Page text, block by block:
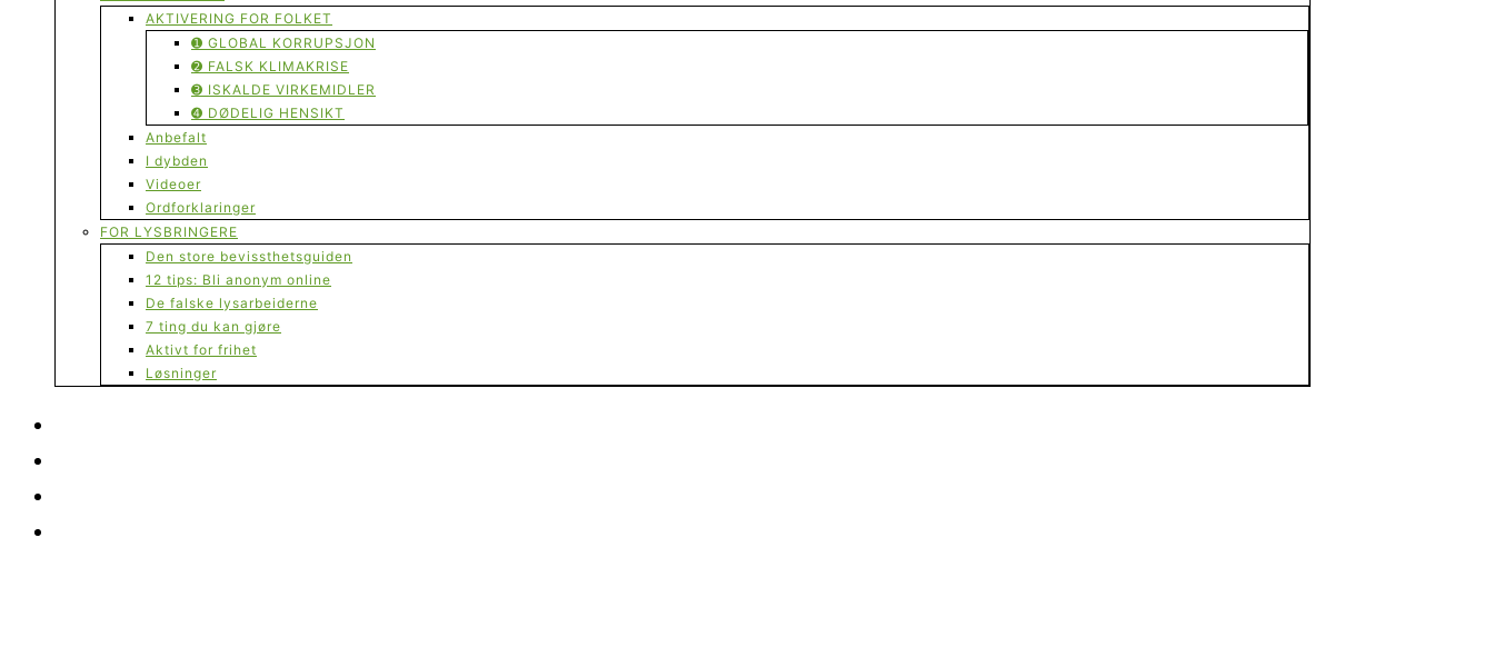
AKTIVERING FOR FOLKET
➊ GLOBAL KORRUPSJON
➋ FALSK KLIMAKRISE
➌ ISKALDE VIRKEMIDLER
➍ DØDELIG HENSIKT
Anbefalt
I dybden
Videoer
Ordforklaringer
FOR LYSBRINGERE
Den store bevissthetsguiden
12 tips: Bli anonym online
De falske lysarbeiderne
7 ting du kan gjøre
Aktivt for frihet
Løsninger